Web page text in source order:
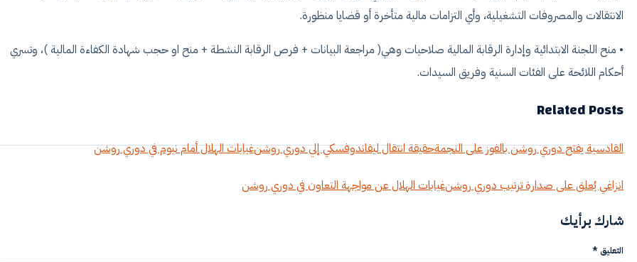
الانتقالات والمصروفات التشغيلية، وأي التزامات مالية متأخرة أو قضايا منظورة.
• منح اللجنة الابتدائية وإدارة الرقابة المالية صلاحيات وهي( مراجعة البيانات + فرص الرقابة النشطة + منح او حجب شهادة الكفاءة المالية )، وتسري
أحكام اللائحة على الفئات السنية وفريق السيدات.
Related Posts
القادسية يفتح دوري روشن بالفوز على النجمةحقيقة انتقال ليفاندوفسكي إلي دوري روشنغيابات الهلال أمام نيوم في دوري روشن
انزاغي يُعلق على صدارة ترتيب دوري روشنغيابات الهلال عن مواجهة التعاون في دوري روشن
شارك برأيك
التعليق*